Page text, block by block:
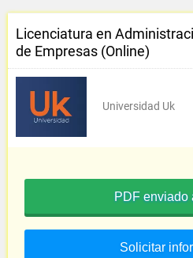
Licenciatura en
de Empresas (Online)
Universidad Uk
PDF enviado
Solicitar